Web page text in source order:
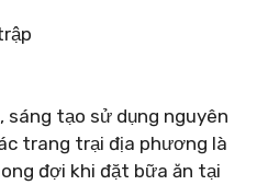
sáng tạo sử dụng nguyên
trang trại địa phương là
đợi khi đặt bữa ăn tại